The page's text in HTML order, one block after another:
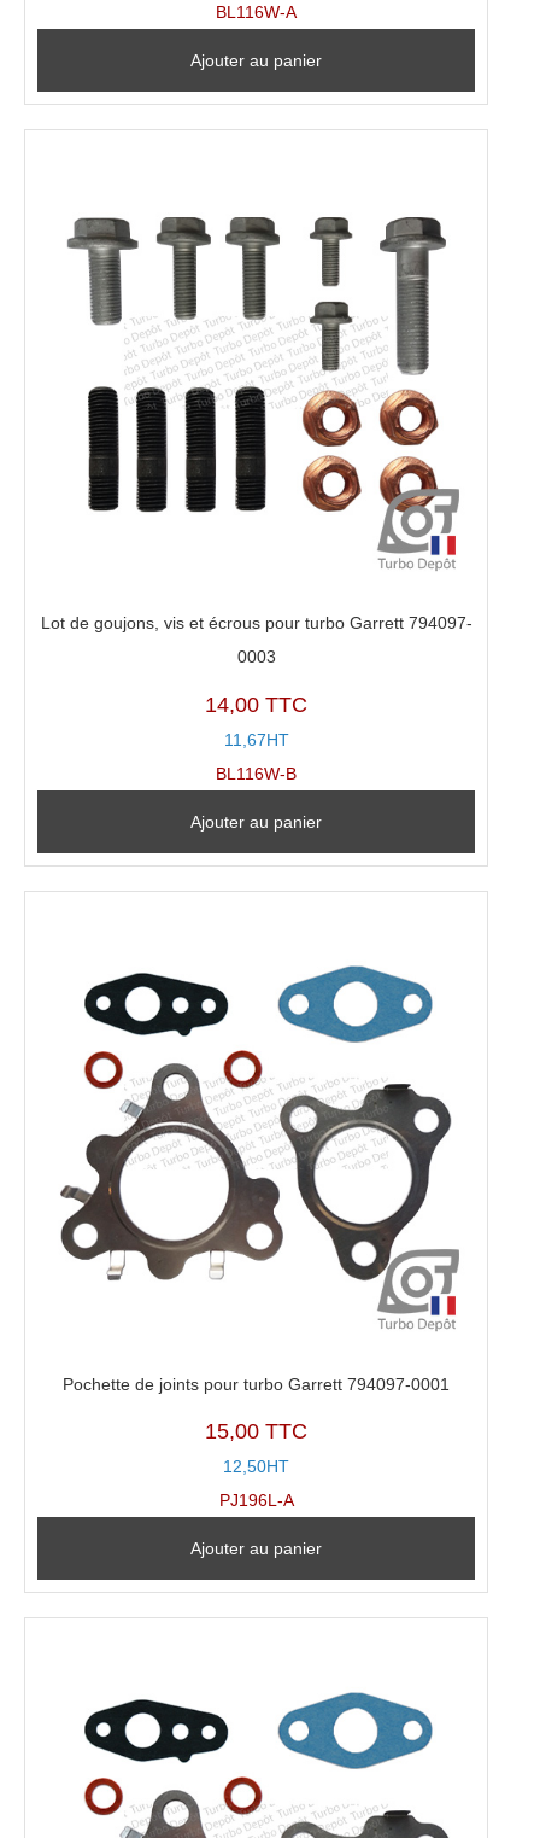
BL116W-A
Ajouter au panier
Lot de goujons, vis et écrous pour turbo Garrett 794097-
0003
14,00 TTC
11,67HT
BL116W-B
Ajouter au panier
Pochette de joints pour turbo Garrett 794097-0001
15,00 TTC
12,50HT
PJ196L-A
Ajouter au panier